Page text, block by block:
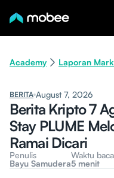
Academy Laporan
BERITA August 7, 2026
Berita Kripto 7
Stay PLUME
Ramai Dicari
Penulis
Bayu Samudera
Waktu baca
5 menit